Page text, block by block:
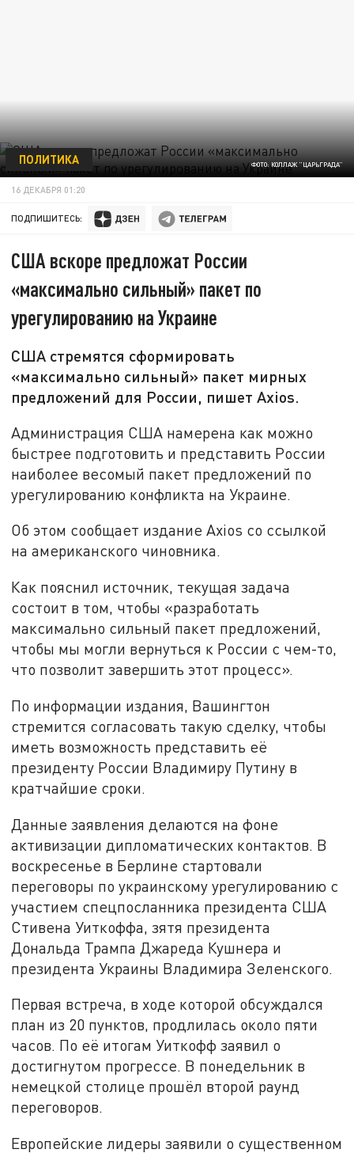
ФОТО: КОЛЛАЖ "ЦАРЬГРАДА"
ПОЛИТИКА
16 ДЕКАБРЯ 01:20
ПОДПИШИТЕСЬ:
США вскоре предложат России
«максимально сильный» пакет по
урегулированию на Украине
США стремятся сформировать
«максимально сильный» пакет мирных
предложений для России, пишет Axios.
Администрация США намерена как можно
быстрее подготовить и представить России
наиболее весомый пакет предложений по
урегулированию конфликта на Украине.
Об этом сообщает издание Axios со ссылкой
на американского чиновника.
Как пояснил источник, текущая задача
состоит в том, чтобы «разработать
максимально сильный пакет предложений,
чтобы мы могли вернуться к России с чем-то,
что позволит завершить этот процесс».
По информации издания, Вашингтон
стремится согласовать такую сделку, чтобы
иметь возможность представить её
президенту России Владимиру Путину в
кратчайшие сроки.
Данные заявления делаются на фоне
активизации дипломатических контактов. В
воскресенье в Берлине стартовали
переговоры по украинскому урегулированию с
участием спецпосланника президента США
Стивена Уиткоффа, зятя президента
Дональда Трампа Джареда Кушнера и
президента Украины Владимира Зеленского.
Первая встреча, в ходе которой обсуждался
план из 20 пунктов, продлилась около пяти
часов. По её итогам Уиткофф заявил о
достигнутом прогрессе. В понедельник в
немецкой столице прошёл второй раунд
переговоров.
Европейские лидеры заявили о существенном